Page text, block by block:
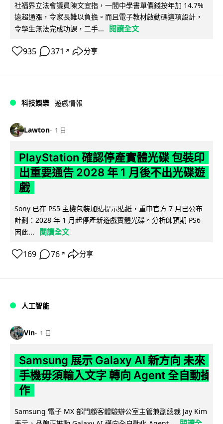
社福界立法會議員陳文宜指，一間中學書單價錢按年加 14.7%
遠超通漲，令家長難以負擔。而且電子教材啟動碼這項設計，
令學生無法完成功課，二手...
閱讀全文
935 371 ↗ 分享
科技娛樂 遊戲情報
Lawton 1 日
PlayStation 確認停產實體光碟 包裝印
出重要通告 2028 年 1 月後不出光碟遊
戲
Sony 已在 PS5 主機包裝加貼提示貼紙，重申官方 7 月已公布
計劃：2028 年 1 月起停產新遊戲實體光碟。分析師預期 PS6
因此...
閱讀全文
169 76 ↗ 分享
人工智能
Vin 1 日
Samsung 展示 Galaxy AI 新方向 未來
手機毋須輸入文字 轉向 Agent 全自動操
作
Samsung 電子 MX 部門顧客體驗辦公室主管兼副總裁 Jay Kim